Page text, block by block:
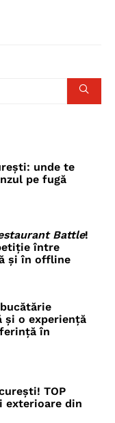
unde te
pe fugă
Battle!
între
și în offline
și o experiență
în
TOP
exterioare din